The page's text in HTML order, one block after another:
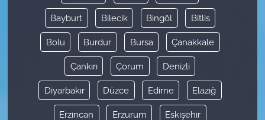
Bayburt Bilecik Bingöl Bitlis
Bolu Burdur Bursa Çanakkale
Çankırı Çorum Denizli
Diyarbakır Düzce Edirne Elazığ
Erzincan Erzurum Eskişehir